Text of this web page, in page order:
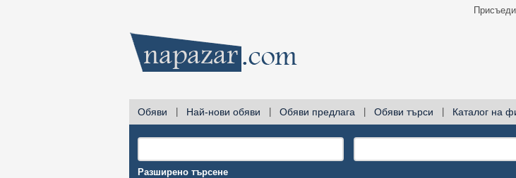
Обяви Най-нови обяви Обяви предлага Обяви търси Каталог на
Разширено търсене